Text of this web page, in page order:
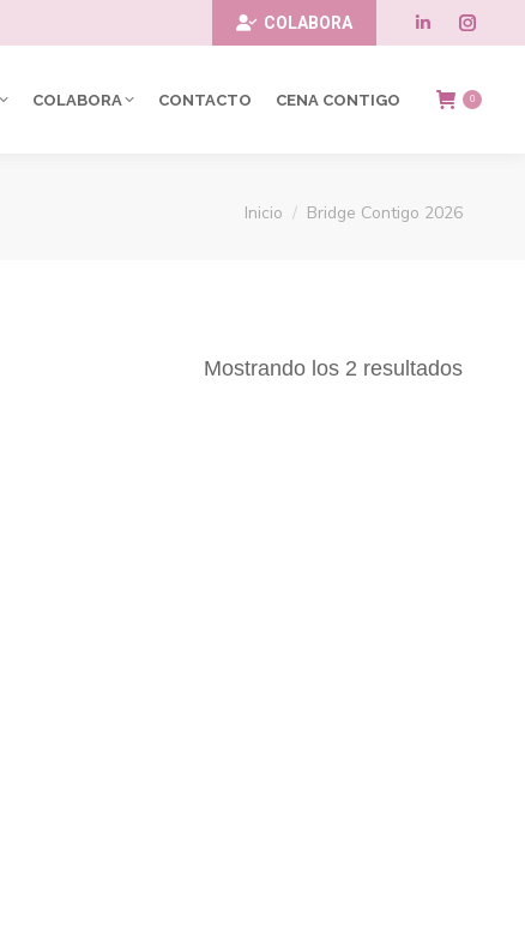
COLABORA
Linkedin
page
new
page
COLABORA CONTACTO CENA CONTIGO 0
Estás aquí:
Inicio Bridge Contigo 2026
Mostrando los 2 resultados